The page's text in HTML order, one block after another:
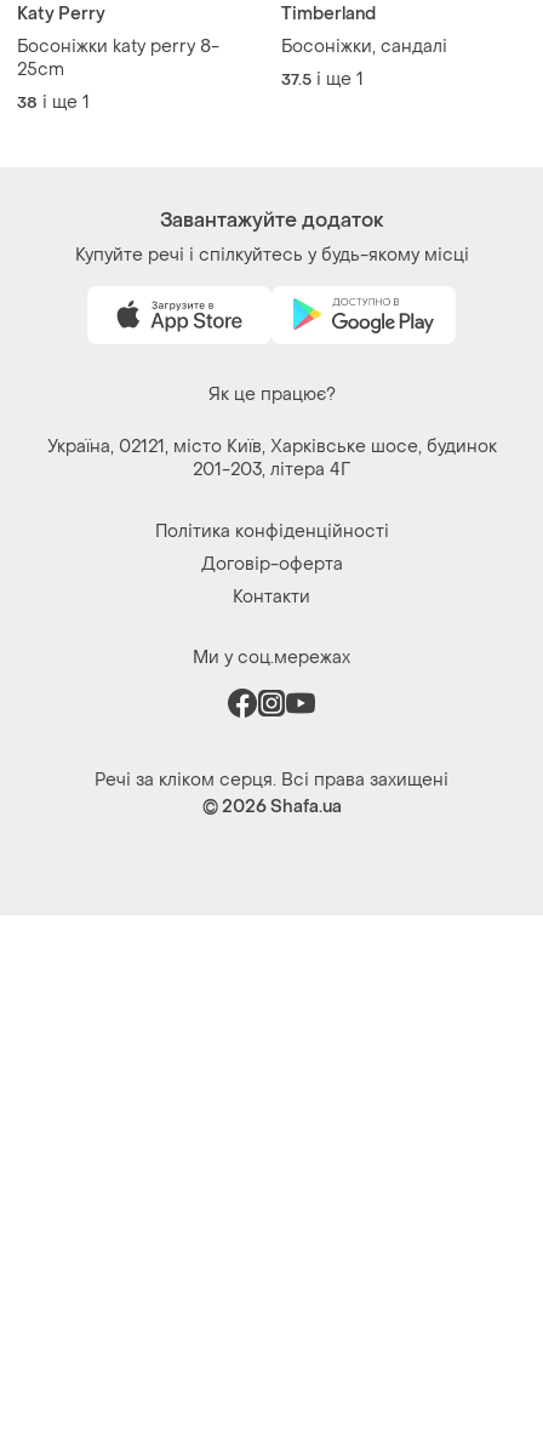
Katy Perry
Босоніжки katy perry 8-
25cm
38 і ще 1
Timberland
Босоніжки, сандалі
37.5 і ще 1
Завантажуйте додаток
Купуйте речі і спілкуйтесь у будь-якому місці
Як це працює?
Україна, 02121, місто Київ, Харківське шосе, будинок
201-203, літера 4Г
Політика конфіденційності
Договір-оферта
Контакти
Ми у соц.мережах
Речі за кліком серця. Всі права захищені
© 2026Shafa.ua